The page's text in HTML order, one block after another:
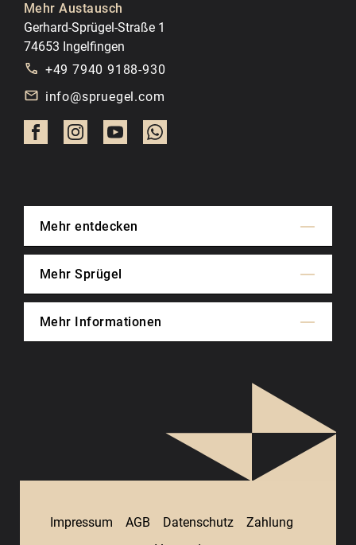
Mehr Austausch
Gerhard-Sprügel-Straße 1
74653 Ingelfingen
+49 7940 9188-930
info@spruegel.com
Mehr entdecken
Mehr Sprügel
Mehr Informationen
Impressum AGB Datenschutz
Zahlung